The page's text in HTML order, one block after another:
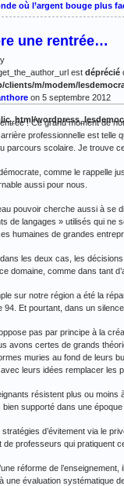
où l’argent bouge plus
une rentrée…
est déprécié
clients/m/modem/
on 5 septembre 2012
! Ce grand moment de
professionnelle est telle
parcours scolaire. Je trouve
comme le rappelle
aussi pour nous.
pouvoir cherche aussi à se
de langages » utilisés qui ne
humaines de grandes
les deux cas, les
domaine, comme dans tant
sur notre région a été la
94. Et pourtant, dans un
pas par principe à la
avons certes de grands
muries au fond de leurs
leurs idées remplacer les
résistent plus ou moins
bien supporté dans une
stratégies d’évitement via le
de professeurs qui pratiquent
réforme de
une évaluation systématique